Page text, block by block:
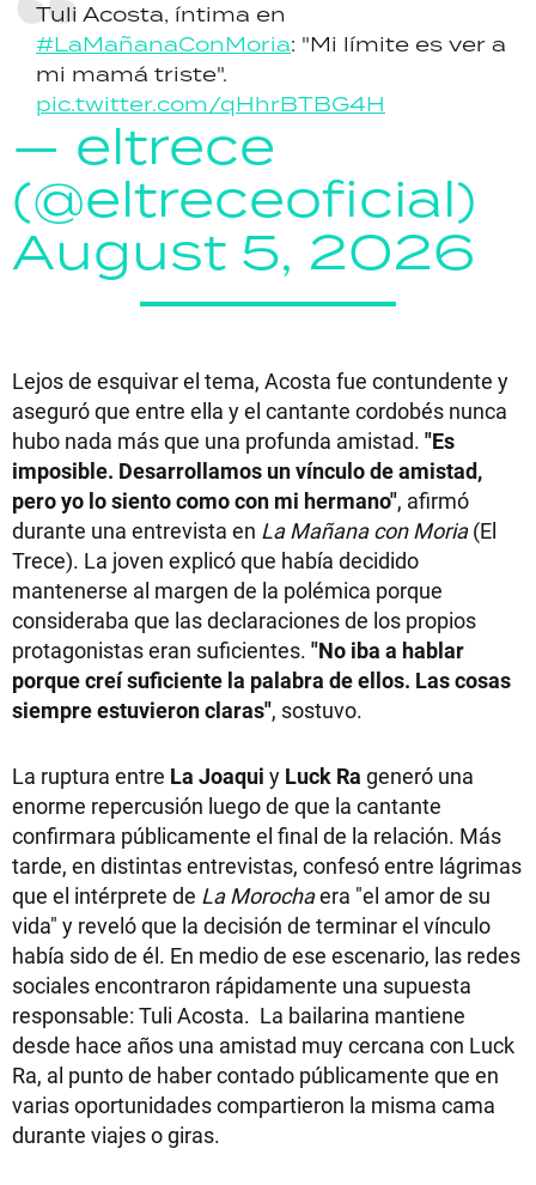
Tuli Acosta, íntima en
#LaMañanaConMoria: "Mi límite es ver a
mi mamá triste".
pic.twitter.com/qHhrBTBG4H
— eltrece
(@eltreceoficial)
August 5, 2026
Lejos de esquivar el tema, Acosta fue contundente y
aseguró que entre ella y el cantante cordobés nunca
hubo nada más que una profunda amistad. "Es
imposible. Desarrollamos un vínculo de amistad,
pero yo lo siento como con mi hermano", afirmó
durante una entrevista en La Mañana con Moria(El
Trece). La joven explicó que había decidido
mantenerse al margen de la polémica porque
consideraba que las declaraciones de los propios
protagonistas eran suficientes. "No iba a hablar
porque creí suficiente la palabra de ellos. Las cosas
siempre estuvieron claras", sostuvo.
La ruptura entre La Joaqui y Luck Ra generó una
enorme repercusión luego de que la cantante
confirmara públicamente el final de la relación. Más
tarde, en distintas entrevistas, confesó entre lágrimas
que el intérprete de La Morochaera "el amor de su
vida" y reveló que la decisión de terminar el vínculo
había sido de él. En medio de ese escenario, las redes
sociales encontraron rápidamente una supuesta
responsable: Tuli Acosta. La bailarina mantiene
desde hace años una amistad muy cercana con Luck
Ra, al punto de haber contado públicamente que en
varias oportunidades compartieron la misma cama
durante viajes o giras.